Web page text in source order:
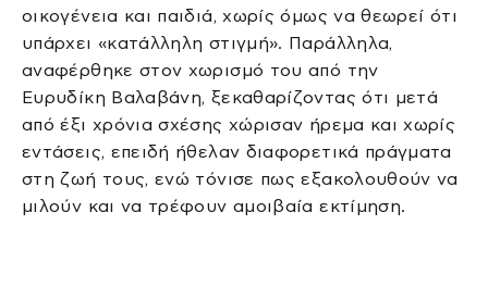
οικογένεια και παιδιά, χωρίς όμως να θεωρεί ότι
υπάρχει «κατάλληλη στιγμή». Παράλληλα,
αναφέρθηκε στον χωρισμό του από την
Ευρυδίκη Βαλαβάνη, ξεκαθαρίζοντας ότι μετά
από έξι χρόνια σχέσης χώρισαν ήρεμα και χωρίς
εντάσεις, επειδή ήθελαν διαφορετικά πράγματα
στη ζωή τους, ενώ τόνισε πως εξακολουθούν να
μιλούν και να τρέφουν αμοιβαία εκτίμηση.